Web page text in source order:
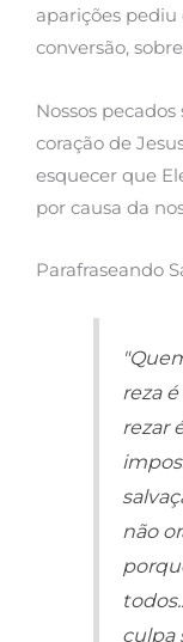
aparições pediu
conversão,
Nossos
coração de
esquecer que
por causa da
Parafraseando
reza
rezar
não
culpa